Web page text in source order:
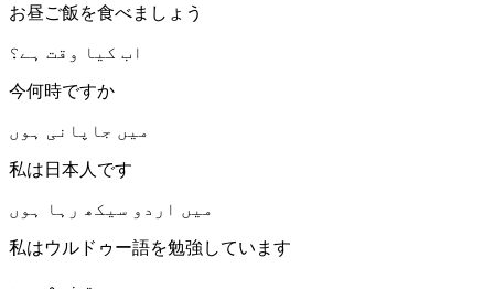
お昼ご飯を食べましょう
اب کیا وقت ہے؟
今何時ですか
میں جاپانی ہوں
私は日本人です
میں اردو سیکھ رہا ہوں
私はウルドゥー語を勉強しています